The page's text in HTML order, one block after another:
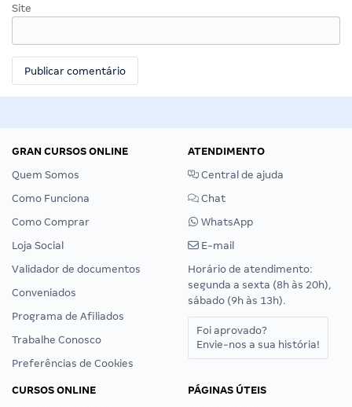
Site
GRAN CURSOS ONLINE
Quem Somos
Como Funciona
Como Comprar
Loja Social
Validador de documentos
Conveniados
Programa de Afiliados
Trabalhe Conosco
Preferências de Cookies
ATENDIMENTO
Central de ajuda
Chat
WhatsApp
E-mail
Horário de atendimento:
segunda a sexta (8h às 20h),
sábado (9h às 13h).
Foi aprovado?
Envie-nos a sua história!
CURSOS ONLINE
PÁGINAS ÚTEIS